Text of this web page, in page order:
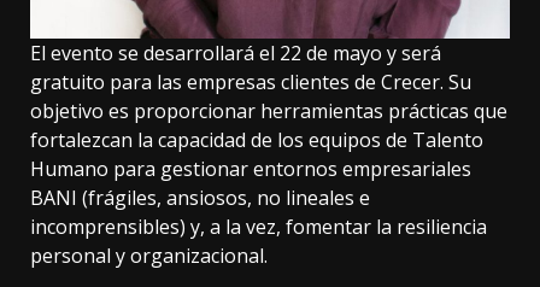
El evento se desarrollará el 22 de mayo y será
gratuito para las empresas clientes de Crecer. Su
objetivo es proporcionar herramientas prácticas que
fortalezcan la capacidad de los equipos de Talento
Humano para gestionar entornos empresariales
BANI (frágiles, ansiosos, no lineales e
incomprensibles) y, a la vez, fomentar la resiliencia
personal y organizacional.